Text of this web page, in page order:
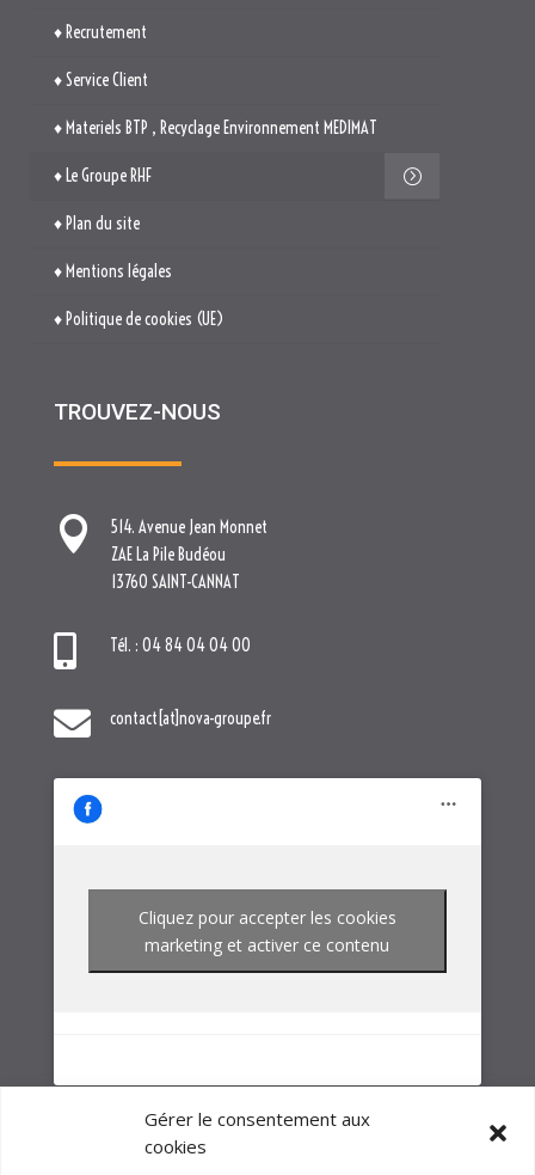
Gérer le consentement aux
cookies
♦ Le Groupe RHF
♦ Plan du site
♦ Mentions légales
♦ Politique de cookies (UE)
TROUVEZ-NOUS
ZAE La Pile Budéou
contact[at]nova-groupe.fr